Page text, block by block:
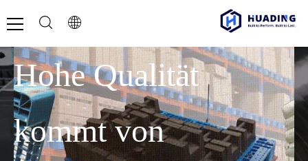
Hohe Qualität
kommt von